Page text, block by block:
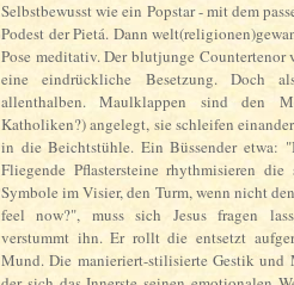
Selbstbewusst wie ein Popstar - mit dem
Podest der Pietá. Dann
Pose meditativ. Der blutjunge Countertenor
eine eindrückliche Besetzung. Doch
allenthalben. Maulklappen sind den
Katholiken?) angelegt, sie schleifen
in die Beichtstühle. Ein Büssender
Fliegende Pflastersteine rhythmisieren
Symbole im Visier, den Turm, wenn nicht
feel now?", muss sich Jesus fragen
verstummt ihn. Er rollt die entsetzt
Mund. Die manieriert-stilisierte Gestik